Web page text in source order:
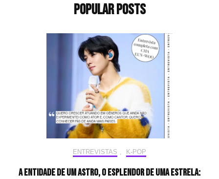
Popular Posts
ENTREVISTAS K-POP
A entidade de um astro, o esplendor de uma estrela: